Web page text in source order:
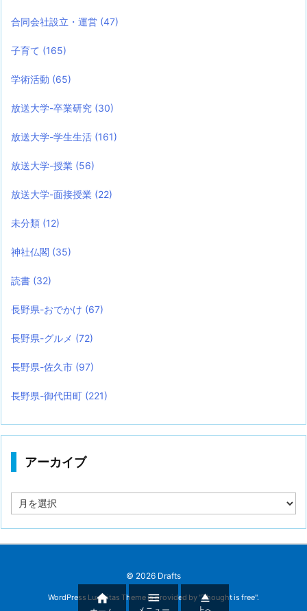
合同会社設立・運営 (47)
子育て (165)
学術活動 (65)
放送大学-卒業研究 (30)
放送大学-学生生活 (161)
放送大学-授業 (56)
放送大学-面接授業 (22)
未分類 (12)
神社仏閣 (35)
読書 (32)
長野県-おでかけ (67)
長野県-グルメ (72)
長野県-佐久市 (97)
長野県-御代田町 (221)
アーカイブ
ー
© 2026 Drafts
WordPress Luxeritas Theme is provided by "Thought is free".
  